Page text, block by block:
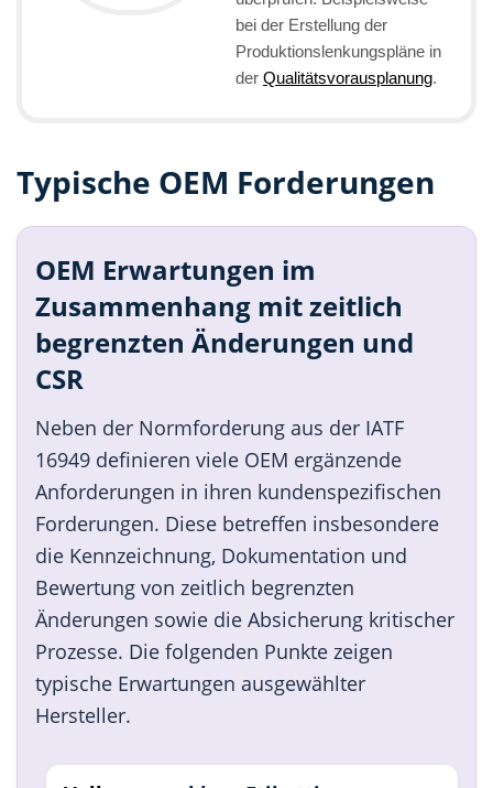
bei der Erstellung der
Produktionslenkungspläne in
der Qualitätsvorausplanung.
Typische OEM Forderungen
OEM Erwartungen im
Zusammenhang mit zeitlich
begrenzten Änderungen und
CSR
Neben der Normforderung aus der IATF
16949 definieren viele OEM ergänzende
Anforderungen in ihren kundenspezifischen
Forderungen. Diese betreffen insbesondere
die Kennzeichnung, Dokumentation und
Bewertung von zeitlich begrenzten
Änderungen sowie die Absicherung kritischer
Prozesse. Die folgenden Punkte zeigen
typische Erwartungen ausgewählter
Hersteller.